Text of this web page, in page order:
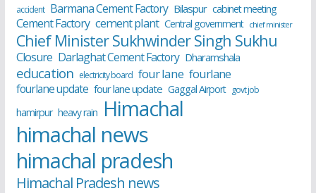
accident Barmana Cement Factory Bilaspur cabinet meeting
Cement Factory cement plant Central government chief minister
Chief Minister Sukhwinder Singh Sukhu
Closure Darlaghat Cement Factory Dharamshala
education electricity board four lane fourlane
fourlane update four lane update Gaggal Airport govt job
hamirpur heavy rain Himachal
himachal news
himachal pradesh
Himachal Pradesh news